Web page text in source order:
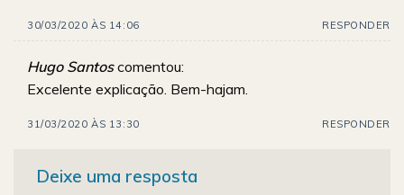
30/03/2020 ÀS 14:06 RESPONDER
Hugo Santos comentou:
Excelente explicação. Bem-hajam.
31/03/2020 ÀS 13:30 RESPONDER
Deixe uma resposta